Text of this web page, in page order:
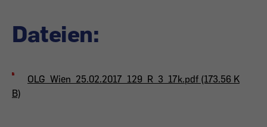
Dateien:
OLG_Wien_25.02.2017_129_R_3_17k.pdf (173.56 K
B)